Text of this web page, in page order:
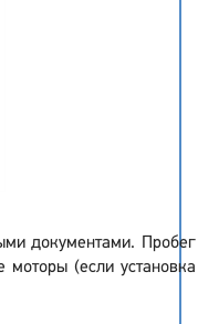
документами. Пробег
(если установка